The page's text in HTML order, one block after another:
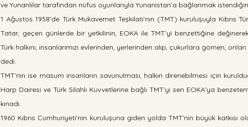
ve Yunanlılar tarafından nüfus oyunlarıyla Yunanistan’a bağlanmak
1 Ağustos 1958’de Türk Mukavemet Teşkilatı’nın (TMT) kuruluşuyla Kıbrıs
Tatar, geçen günlerde bir yetkilinin, EOKA ile TMT’yi benzettiğine
Türk halkını, insanlarımızı evlerinden, yerlerinden alıp, çukurlara gömen,
dedi.
TMT’nin ise masum insanların savunulması, halkın direnebilmesi için
Harp Dairesi ve Türk Silahlı Kuvvetlerine bağlı TMT’yi sen EOKA’ya
kınadı.
1960 Kıbrıs Cumhuriyeti’nin kuruluşuna giden yolda TMT’nin büyük katkısı